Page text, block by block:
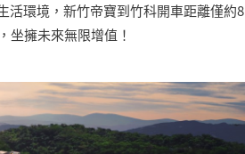
活環境，新竹帝寶到竹科開車距離僅約8
坐擁未來無限增值！